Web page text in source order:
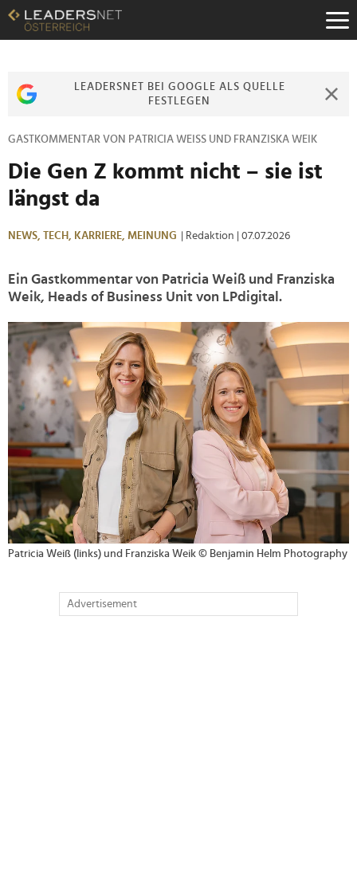
Zum
Inhalt
Zur
Zur
LEADERSNET BEI GOOGLE ALS QUELLE
FESTLEGEN
GASTKOMMENTAR VON PATRICIA WEISS UND FRANZISKA WEIK
Die Gen Z kommt nicht – sie ist
längst da
NEWS, TECH, KARRIERE, MEINUNG | Redaktion | 07.07.2026
Ein Gastkommentar von Patricia Weiß und Franziska
Weik, Heads of Business Unit von LPdigital.
>
Patricia Weiß (links) und Franziska Weik © Benjamin Helm Photography
Advertisement